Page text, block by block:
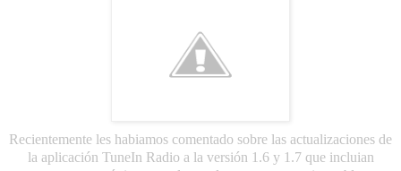
Recientemente les habiamos comentado sobre las actualizaciones de
la aplicación TuneIn Radio a la versión 1.6 y 1.7 que incluian